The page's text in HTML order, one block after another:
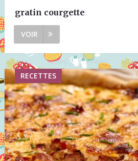
gratin courgette
VOIR
RECETTES